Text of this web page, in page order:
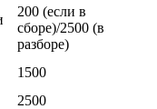
200 (если в
сборе)/2500 (в
разборе)
1500
2500